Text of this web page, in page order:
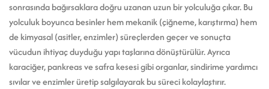
sonrasında bağırsaklara doğru uzanan uzun bir yolculuğa çıkar. Bu
yolculuk boyunca besinler hem mekanik (çiğneme, karıştırma) hem
de kimyasal (asitler, enzimler) süreçlerden geçer ve sonuçta
vücudun ihtiyaç duyduğu yapı taşlarına dönüştürülür. Ayrıca
karaciğer, pankreas ve safra kesesi gibi organlar, sindirime yardımcı
sıvılar ve enzimler üretip salgılayarak bu süreci kolaylaştırır.